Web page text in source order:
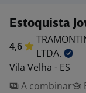
Estoquista
4,6
LTDA.
Vila Velha - ES
A combinar